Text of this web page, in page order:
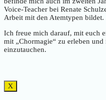
Voice-Teacher bei Renate
Arbeit mit den Atemtypen bildet.
Ich freue mich darauf, mit euch
mit „Chormagie“ zu erleben
einzutauchen.
X